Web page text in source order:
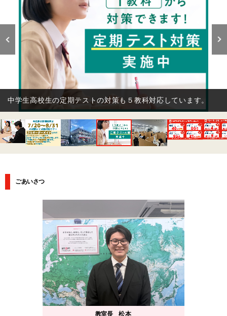
授業の全体風景です。ブースで仕切られていますので、集中し
て学習に取り組めます。
ごあいさつ
教室長 松本